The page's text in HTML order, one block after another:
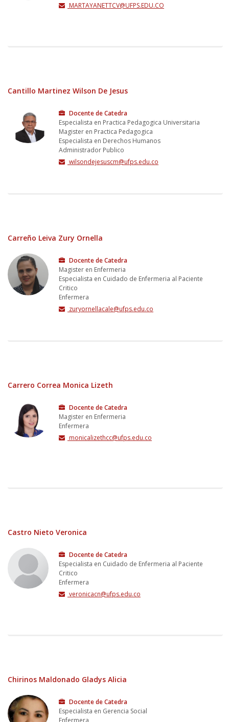
MARTAYANETTCV@UFPS.EDU.CO
Cantillo Martinez Wilson De Jesus
Docente de Catedra
Especialista en Practica Pedagogica Universitaria
Magister en Practica Pedagogica
Especialista en Derechos Humanos
Administrador Publico
wilsondejesuscm@ufps.edu.co
Carreño Leiva Zury Ornella
Docente de Catedra
Magister en Enfermeria
Especialista en Cuidado de Enfermeria al Paciente
Critico
Enfermera
zuryornellacale@ufps.edu.co
Carrero Correa Monica Lizeth
Docente de Catedra
Magister en Enfermeria
Enfermera
monicalizethcc@ufps.edu.co
Castro Nieto Veronica
Docente de Catedra
Especialista en Cuidado de Enfermeria al Paciente
Critico
Enfermera
veronicacn@ufps.edu.co
Chirinos Maldonado Gladys Alicia
Docente de Catedra
Especialista en Gerencia Social
Enfermera